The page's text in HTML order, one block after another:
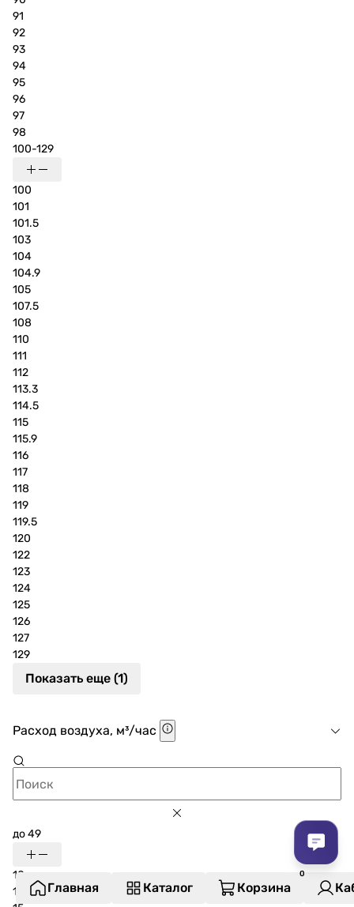
91
92
93
94
95
96
97
98
100-129
100
101
101.5
103
104
104.9
105
107.5
108
110
111
112
113.3
114.5
115
115.9
116
117
118
119
119.5
120
122
123
124
125
126
127
129
Показать еще (1)
Расход воздуха, м³/час
до 49
10
11.7
Главная Каталог Корзина